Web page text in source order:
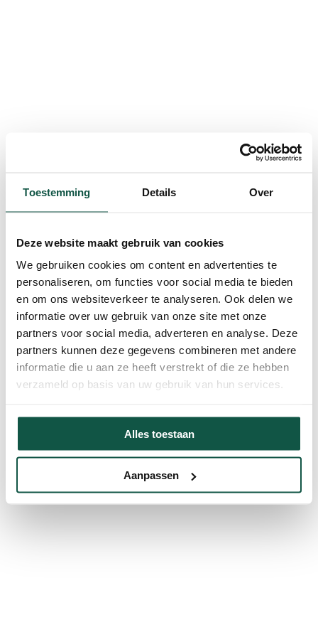
Toestemming Details Over
Deze website maakt gebruik van cookies
We gebruiken cookies om content en advertenties te
personaliseren, om functies voor social media te bieden
en om ons websiteverkeer te analyseren. Ook delen we
informatie over uw gebruik van onze site met onze
partners voor social media, adverteren en analyse. Deze
partners kunnen deze gegevens combineren met andere
informatie die u aan ze heeft verstrekt of die ze hebben
verzameld op basis van uw gebruik van hun services.
Alles toestaan
Aanpassen